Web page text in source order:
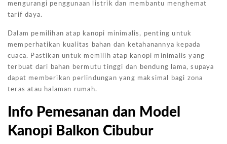
mengurangi penggunaan listrik dan membantu menghemat
tarif daya.
Dalam pemilihan atap kanopi minimalis, penting untuk
memperhatikan kualitas bahan dan ketahanannya kepada
cuaca. Pastikan untuk memilih atap kanopi minimalis yang
terbuat dari bahan bermutu tinggi dan bendung lama, supaya
dapat memberikan perlindungan yang maksimal bagi zona
teras atau halaman rumah.
Info Pemesanan dan Model
Kanopi Balkon Cibubur